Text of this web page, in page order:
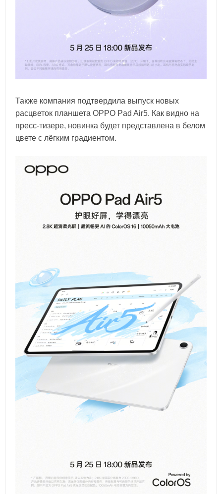
Также компания подтвердила выпуск новых
расцветок планшета OPPO Pad Air5. Как видно на
пресс-тизере, новинка будет представлена в белом
цвете с лёгким градиентом.